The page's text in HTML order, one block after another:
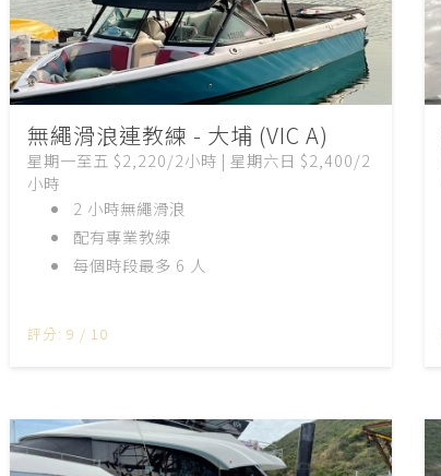
無繩滑浪連教練 - 大埔 (VIC A)
星期一至五 $2,220/2小時 | 星期六日 $2,400/2
小時
2 小時無繩滑浪
配有專業教練
每個時段最多 6 人
評分: 9 / 10